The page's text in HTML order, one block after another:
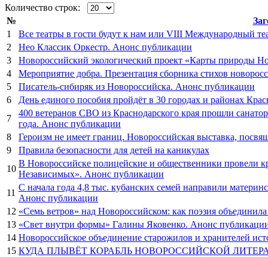
Количество строк:
№
1
Все театры в гости будут к нам или VIII Международный
2
Нео Классик Оркестр. Анонс публикации
3
Новороссийский экологический проект «Карты природы
4
Мероприятие добра. Презентация сборника стихов
5
Писатель-сибиряк из Новороссийска. Анонс публикации
6
День единого пособия пройдёт в 30 городах и районах
7
400 ветеранов СВО из Краснодарского края прошли
года. Анонс публикации
8
Героизм не имеет границ. Новороссийская выставка,
9
Правила безопасности для детей на каникулах
10
В Новороссийске полицейские и общественники провели
Независимых». Анонс публикации
11
С начала года 4,8 тыс. кубанских семей направили
Анонс публикации
12 «Семь ветров» над Новороссийском: как поэзия
13 «Свет внутри формы» Галины Яковенко. Анонс
14 Новороссийское объединение старожилов и хранителей
15 КУДА ПЛЫВЁТ КОРАБЛЬ НОВОРОССИЙСКОЙ